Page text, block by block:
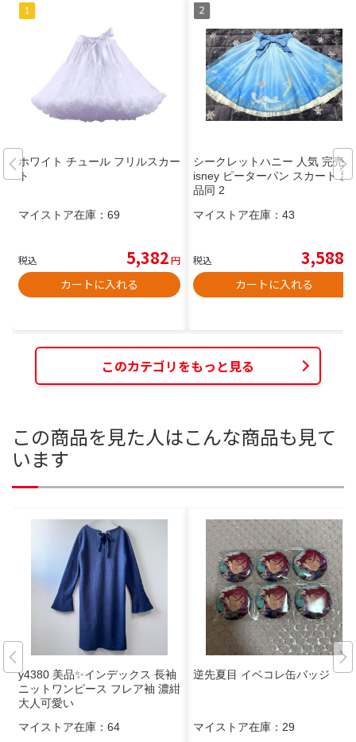
ホワイト チュール フリルスカー
ト
マイストア在庫： 69
税込 5,382円
カートに入れる
シークレットハニー 人気 完売 D
isney ピーターパン スカート 新
品同 2
マイストア在庫： 43
税込 3,588
カートに入れる
このカテゴリをもっと見る
この商品を見た人はこんな商品も見て
います
y4380 美品✨インデックス 長袖
ニットワンピース フレア袖 濃紺
大人可愛い
マイストア在庫： 64
逆先夏目 イベコレ缶バッジ
マイストア在庫： 29